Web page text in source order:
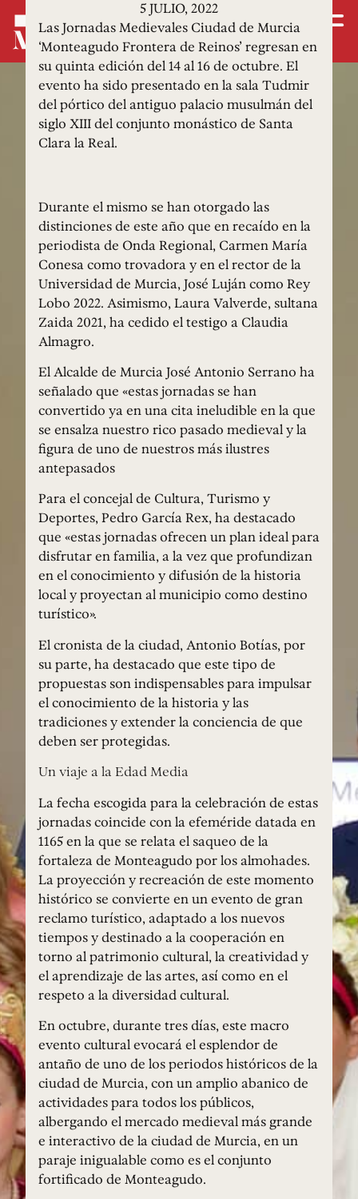
5 JULIO, 2022
Las Jornadas Medievales Ciudad de Murcia
‘Monteagudo Frontera de Reinos’ regresan en
su quinta edición del 14 al 16 de octubre. El
evento ha sido presentado en la sala Tudmir
del pórtico del antiguo palacio musulmán del
siglo XIII del conjunto monástico de Santa
Clara la Real.
Durante el mismo se han otorgado las
distinciones de este año que en recaído en la
periodista de Onda Regional, Carmen María
Conesa como trovadora y en el rector de la
Universidad de Murcia, José Luján como Rey
Lobo 2022. Asimismo, Laura Valverde, sultana
Zaida 2021, ha cedido el testigo a Claudia
Almagro.
El Alcalde de Murcia José Antonio Serrano ha
señalado que «estas jornadas se han
convertido ya en una cita ineludible en la que
se ensalza nuestro rico pasado medieval y la
figura de uno de nuestros más ilustres
antepasados
Para el concejal de Cultura, Turismo y
Deportes, Pedro García Rex, ha destacado
que «estas jornadas ofrecen un plan ideal para
disfrutar en familia, a la vez que profundizan
en el conocimiento y difusión de la historia
local y proyectan al municipio como destino
turístico».
El cronista de la ciudad, Antonio Botías, por
su parte, ha destacado que este tipo de
propuestas son indispensables para impulsar
el conocimiento de la historia y las
tradiciones y extender la conciencia de que
deben ser protegidas.
Un viaje a la Edad Media
La fecha escogida para la celebración de estas
jornadas coincide con la efeméride datada en
1165 en la que se relata el saqueo de la
fortaleza de Monteagudo por los almohades.
La proyección y recreación de este momento
histórico se convierte en un evento de gran
reclamo turístico, adaptado a los nuevos
tiempos y destinado a la cooperación en
torno al patrimonio cultural, la creatividad y
el aprendizaje de las artes, así como en el
respeto a la diversidad cultural.
En octubre, durante tres días, este macro
evento cultural evocará el esplendor de
antaño de uno de los periodos históricos de la
ciudad de Murcia, con un amplio abanico de
actividades para todos los públicos,
albergando el mercado medieval más grande
e interactivo de la ciudad de Murcia, en un
paraje inigualable como es el conjunto
fortificado de Monteagudo.